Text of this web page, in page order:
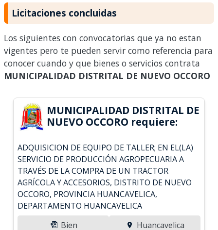
Licitaciones concluidas
Los siguientes con convocatorias que ya no estan
vigentes pero te pueden servir como referencia para
conocer cuando y que bienes o servicios contrata
MUNICIPALIDAD DISTRITAL DE NUEVO OCCORO
MUNICIPALIDAD DISTRITAL DE
NUEVO OCCORO requiere:
ADQUISICION DE EQUIPO DE TALLER; EN EL(LA)
SERVICIO DE PRODUCCIÓN AGROPECUARIA A
TRAVÉS DE LA COMPRA DE UN TRACTOR
AGRÍCOLA Y ACCESORIOS, DISTRITO DE NUEVO
OCCORO, PROVINCIA HUANCAVELICA,
DEPARTAMENTO HUANCAVELICA
Bien
Huancavelica